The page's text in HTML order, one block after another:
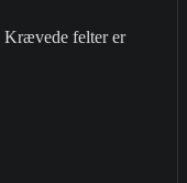
Krævede felter er